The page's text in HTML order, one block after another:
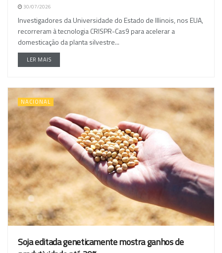
30/07/2026
Investigadores da Universidade do Estado de Illinois, nos EUA,
recorreram à tecnologia CRISPR-Cas9 para acelerar a
domesticação da planta silvestre...
LER MAIS
NACIONAL
Soja editada geneticamente mostra ganhos de